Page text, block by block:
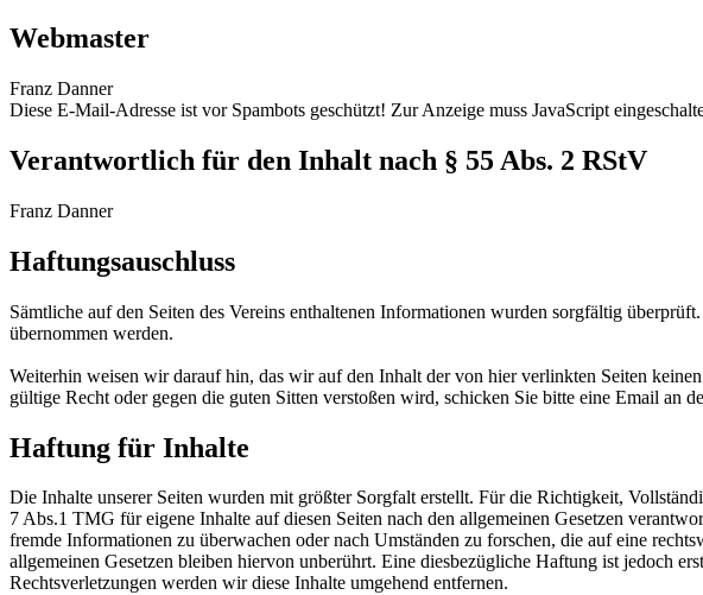
Webmaster
Franz Danner
Diese E-Mail-Adresse ist vor Spambots geschützt! Zur Anzeige muss JavaScript
Verantwortlich für den Inhalt nach § 55 Abs. 2 RStV
Franz Danner
Haftungsauschluss
Sämtliche auf den Seiten des Vereins enthaltenen Informationen wurden sorgfältig
übernommen werden.
Weiterhin weisen wir darauf hin, das wir auf den Inhalt der von hier verlinkten Seiten
gültige Recht oder gegen die guten Sitten verstoßen wird, schicken Sie bitte eine Email an
Haftung für Inhalte
Die Inhalte unserer Seiten wurden mit größter Sorgfalt erstellt. Für die Richtigkeit,
7 Abs.1 TMG für eigene Inhalte auf diesen Seiten nach den allgemeinen Gesetzen
fremde Informationen zu überwachen oder nach Umständen zu forschen, die auf eine
allgemeinen Gesetzen bleiben hiervon unberührt. Eine diesbezügliche Haftung ist jedoch
Rechtsverletzungen werden wir diese Inhalte umgehend entfernen.